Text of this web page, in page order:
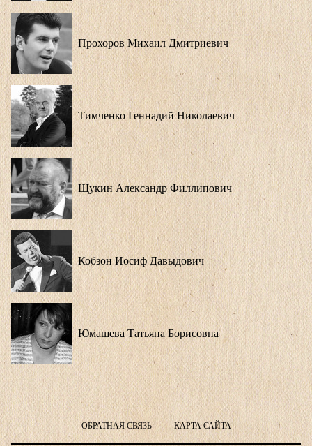
Прохоров Михаил Дмитриевич
Тимченко Геннадий Николаевич
Щукин Александр Филлипович
Кобзон Иосиф Давыдович
Юмашева Татьяна Борисовна
ОБРАТНАЯ СВЯЗЬ КАРТА САЙТА